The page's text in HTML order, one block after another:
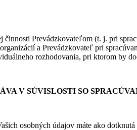
činnosti Prevádzkovateľom (t. j. pri
a Prevádzkovateľ pri
rozhodovania, pri ktorom by
V SÚVISLOSTI SO
osobných údajov máte ako dotknutá